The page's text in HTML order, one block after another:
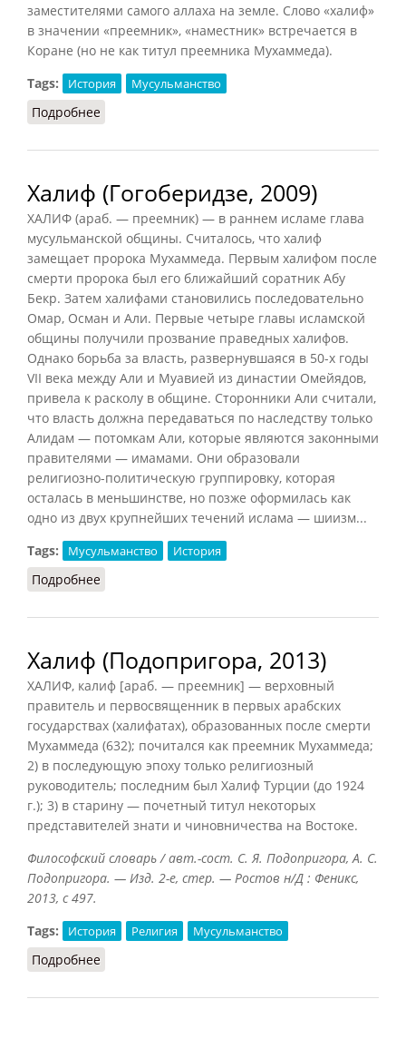
заместителями самого аллаха на земле. Слово «халиф»
в значении «преемник», «наместник» встречается в
Коране (но не как титул преемника Мухаммеда).
Tags:
История Мусульманство
Подробнее
Халиф (Гогоберидзе, 2009)
ХАЛИФ (араб. — преемник) — в раннем исламе глава
мусульманской общины. Считалось, что халиф
замещает пророка Мухаммеда. Первым халифом после
смерти пророка был его ближайший соратник Абу
Бекр. Затем халифами становились последовательно
Омар, Осман и Али. Первые четыре главы исламской
общины получили прозвание праведных халифов.
Однако борьба за власть, развернувшаяся в 50-х годы
VII века между Али и Муавией из династии Омейядов,
привела к расколу в общине. Сторонники Али считали,
что власть должна передаваться по наследству только
Алидам — потомкам Али, которые являются законными
правителями — имамами. Они образовали
религиозно-политическую группировку, которая
осталась в меньшинстве, но позже оформилась как
одно из двух крупнейших течений ислама — шиизм...
Tags:
Мусульманство История
Подробнее
Халиф (Подопригора, 2013)
ХАЛИФ, калиф [араб. — преемник] — верховный
правитель и первосвященник в первых арабских
государствах (халифатах), образованных после смерти
Мухаммеда (632); почитался как преемник Мухаммеда;
2) в последующую эпоху только религиозный
руководитель; последним был Халиф Турции (до 1924
г.); 3) в старину — почетный титул некоторых
представителей знати и чиновничества на Востоке.
Философский словарь / авт.-сост. С. Я. Подопригора, А. С.
Подопригора. — Изд. 2-е, стер. — Ростов н/Д : Феникс,
2013, с 497.
Tags:
История Религия Мусульманство
Подробнее